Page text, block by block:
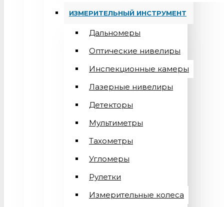
ИЗМЕРИТЕЛЬНЫЙ ИНСТРУМЕНТ
Дальномеры
Оптические нивелиры
Инспекционные камеры
Лазерные нивелиры
Детекторы
Мультиметры
Тахометры
Угломеры
Рулетки
Измерительные колеса